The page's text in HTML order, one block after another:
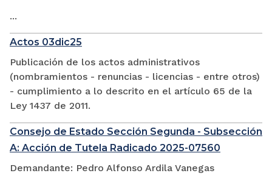
...
Actos 03dic25
Publicación de los actos administrativos
(nombramientos - renuncias - licencias - entre otros)
- cumplimiento a lo descrito en el artículo 65 de la
Ley 1437 de 2011.
Consejo de Estado Sección Segunda - Subsección
A: Acción de Tutela Radicado 2025-07560
Demandante: Pedro Alfonso Ardila Vanegas